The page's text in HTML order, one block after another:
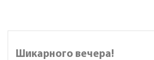
Шикарного вечера!